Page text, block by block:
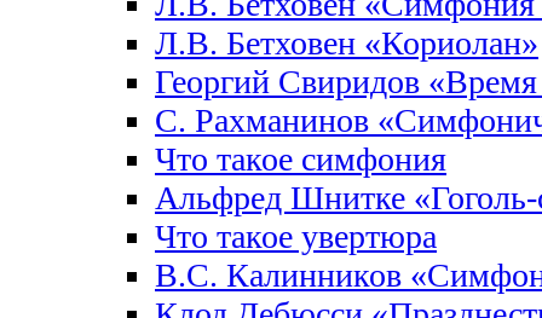
Л.В. Бетховен «Кориолан»
Георгий Свиридов
С. Рахманинов
Что такое симфония
Альфред Шнитке
Что такое увертюра
В.С. Калинников